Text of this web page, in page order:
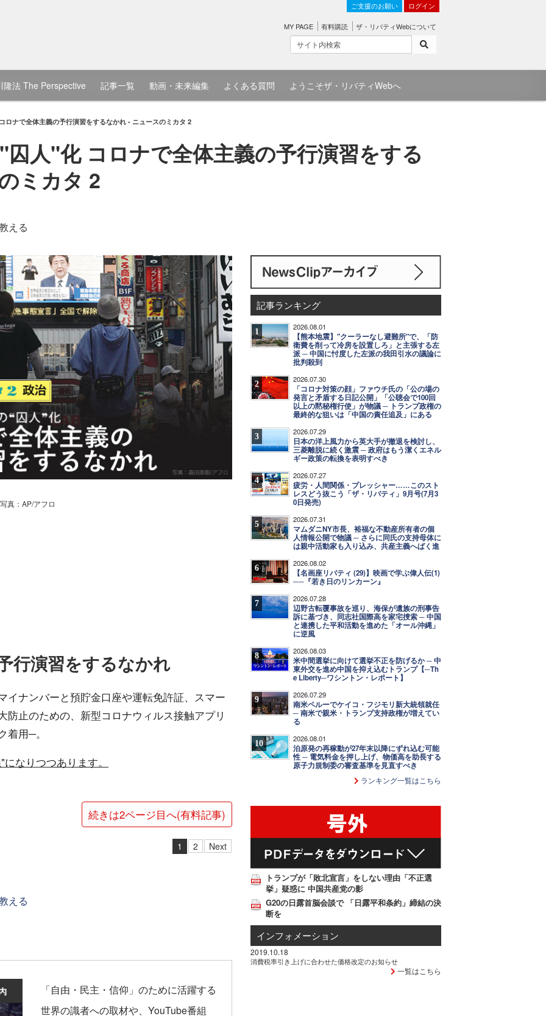
ご支援のお願い ログイン
MY PAGE 有料購読 ザ・リバティWebについて
隆法 The Perspective 記事一覧 動画・未来編集 よくある質問 ようこそザ・リバティWebへ
ロナで全体主義の予行演習をするなかれ - ニュースのミカタ 2
人"化 コロナで全体主義の予行演習をする
ミカタ 2
える
真：AP/アフロ
行演習をするなかれ
イナンバーと預貯金口座や運転免許証、スマー
防止のための、新型コロナウィルス接触アプリ
着用─。
なりつつあります。
続きは2ページ目へ(有料記事)
1 2 Next
える
「自由・民主・信仰」のために活躍する
世界の識者への取材や、YouTube番組
記事ランキング
1 2026.08.01
【熊本地震】"クーラーなし避難所"で、「防
衛費を削って冷房を設置しろ」と主張する左
派 ─ 中国に忖度した左派の我田引水の議論に
批判殺到
2 2026.07.30
「コロナ対策の顔」ファウチ氏の「公の場の
発言と矛盾する日記公開」「公聴会で100回
以上の黙秘権行使」が物議 ─ トランプ政権の
最終的な狙いは「中国の責任追及」にある
3 2026.07.29
日本の洋上風力から英大手が撤退を検討し、
三菱離脱に続く激震 ─ 政府はもう潔くエネル
ギー政策の転換を表明すべき
4 2026.07.27
疲労・人間関係・プレッシャー……このスト
レスどう抜こう「ザ・リバティ」9月号(7月3
0日発売)
5 2026.07.31
マムダニNY市長、裕福な不動産所有者の個
人情報公開で物議 ─ さらに同氏の支持母体に
は親中活動家も入り込み、共産主義へばく進
6 2026.08.02
【名画座リバティ (29)】映画で学ぶ偉人伝(1)
──『若き日のリンカーン』
7 2026.07.28
辺野古転覆事故を巡り、海保が遺族の刑事告
訴に基づき、同志社国際高を家宅捜索 ─ 中国
と連携した平和活動を進めた「オール沖縄」
に逆風
8 2026.08.03
米中間選挙に向けて選挙不正を防げるか ─ 中
東外交を進め中国を抑え込むトランプ【─Th
e Liberty─ワシントン・レポート】
9 2026.07.29
南米ペルーでケイコ・フジモリ新大統領就任
─ 南米で親米・トランプ支持政権が増えてい
る
10 2026.08.01
泊原発の再稼動が27年末以降にずれ込む可能
性 ─ 電気料金を押し上げ、物価高を助長する
原子力規制委の審査基準を見直すべき
ランキング一覧はこちら
トランプが「敗北宣言」をしない理由「不正選
挙」疑惑に 中国共産党の影
G20の日露首脳会談で 「日露平和条約」締結の決
断を
インフォメーション
2019.10.18
消費税率引き上げに合わせた価格改定のお知らせ
一覧はこちら